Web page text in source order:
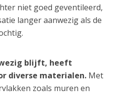
niet goed geventileerd,
langer aanwezig als de
blijft, heeft
diverse materialen. Met
zoals muren en